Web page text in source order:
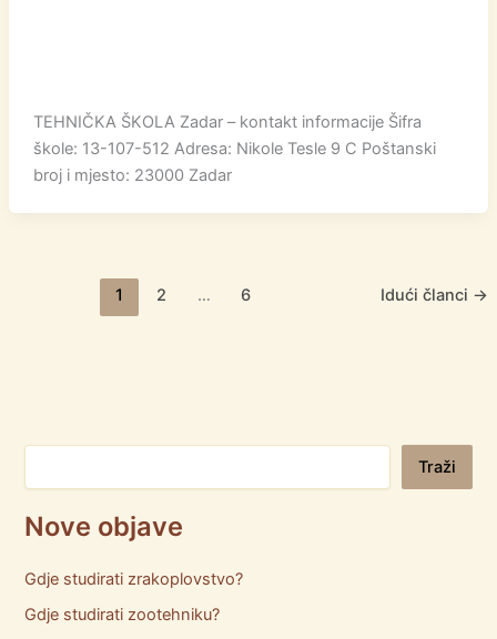
TEHNIČKA ŠKOLA Zadar – kontakt informacije Šifra
škole: 13-107-512 Adresa: Nikole Tesle 9 C Poštanski
broj i mjesto: 23000 Zadar
1 2 … 6 Idući članci →
Pretraga
Traži
Nove objave
Gdje studirati zrakoplovstvo?
Gdje studirati zootehniku?